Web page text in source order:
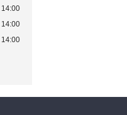
14:00
14:00
14:00